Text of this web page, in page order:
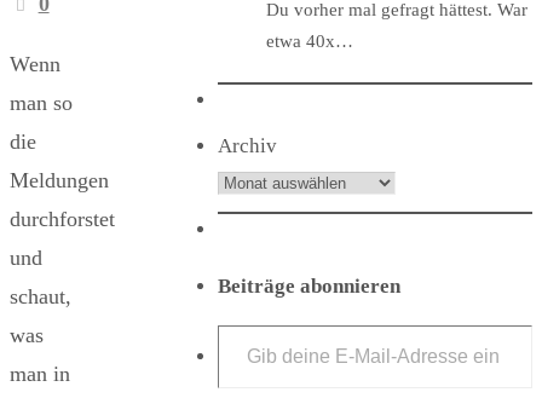
Wenn
man so
die
Meldungen
durchforstet
und
schaut,
was
man in
Du vorher mal gefragt hättest. War
etwa 40x…
Archiv
Beiträge abonnieren
Gib deine E-Mail-Adresse ein ...